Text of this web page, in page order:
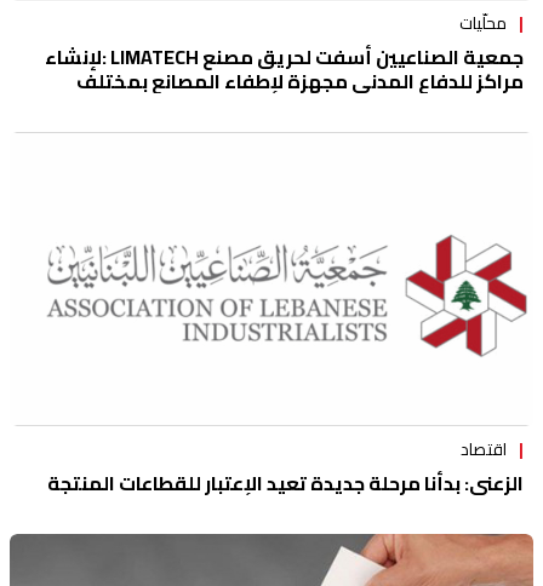
محلّيات
جمعية الصناعيين أسفت لحريق مصنع LIMATECH :لإنشاء
مراكز للدفاع المدني مجهزة لإطفاء المصانع بمختلف
المناطق الصناعية
اقتصاد
الزعني: بدأنا مرحلة جديدة تعيد الإعتبار للقطاعات المنتجة